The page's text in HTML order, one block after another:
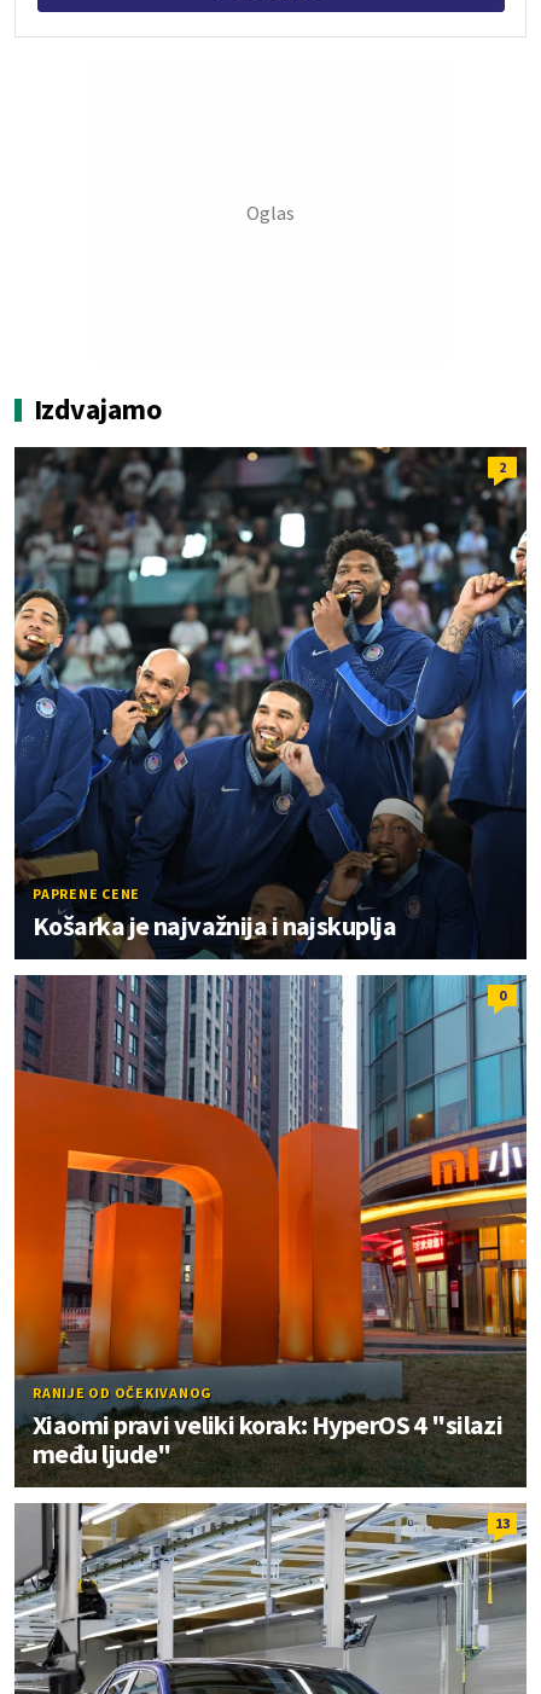
Izdvajamo
2
PAPRENE CENE
Košarka je najvažnija i najskuplja
0
RANIJE OD OČEKIVANOG
Xiaomi pravi veliki korak: HyperOS 4 "silazi
među ljude"
13